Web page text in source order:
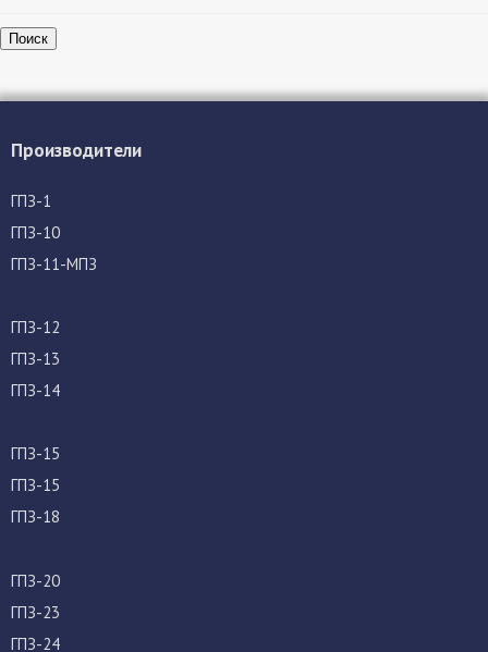
Поиск
Производители
ГПЗ-1
ГПЗ-10
ГПЗ-11-МПЗ
ГПЗ-12
ГПЗ-13
ГПЗ-14
ГПЗ-15
ГПЗ-15
ГПЗ-18
ГПЗ-20
ГПЗ-23
ГПЗ-24